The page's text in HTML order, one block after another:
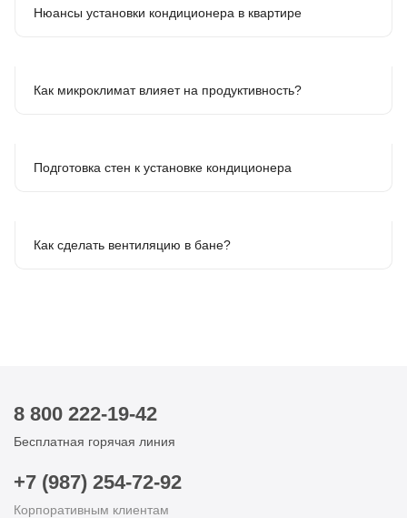
Нюансы установки кондиционера в квартире
Как микроклимат влияет на продуктивность?
Подготовка стен к установке кондиционера
Как сделать вентиляцию в бане?
8 800 222-19-42
Бесплатная горячая линия
+7 (987) 254-72-92
Корпоративным клиентам